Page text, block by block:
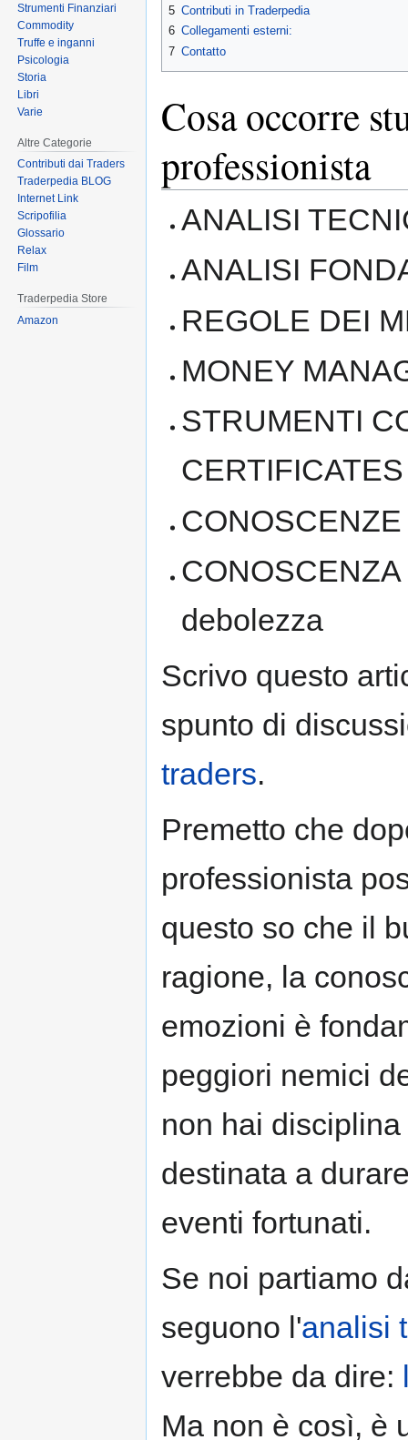
5 Contributi in Traderpedia
6 Collegamenti esterni:
7 Contatto
Cosa occorre
professionista
ANALISI
ANALISI
REGOLE DEI
MONEY
STRUMENTI
debolezza
Scrivo questo
spunto di
traders.
Premetto che
professionista
questo so che il
ragione, la
emozioni è
peggiori nemici
non hai
destinata a
eventi fortunati.
Se noi partiamo
seguono l'analisi
verrebbe da dire:
Ma non è così, è
Strumenti Finanziari
Commodity
Truffe e inganni
Psicologia
Storia
Libri
Varie
Altre Categorie
Contributi dai Traders
Traderpedia BLOG
Internet Link
Scripofilia
Glossario
Relax
Film
Traderpedia Store
Amazon